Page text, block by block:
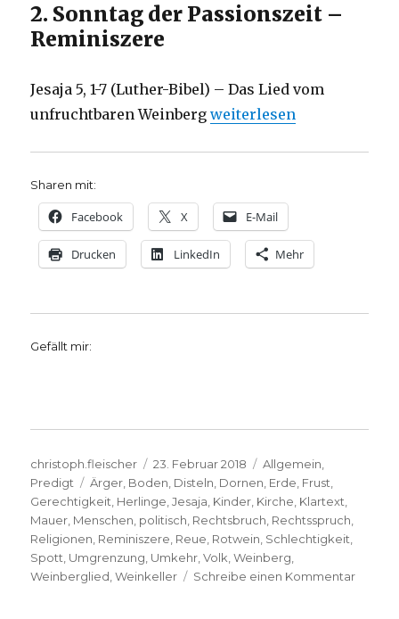
2. Sonntag der Passionszeit –
Reminiszere
Jesaja 5, 1-7 (Luther-Bibel) – Das Lied vom
unfruchtbaren Weinberg„Predigt über Jesaja 5, 1-
weiterlesen
Sharen mit:
Facebook X E-Mail
Drucken LinkedIn Mehr
Gefällt mir:
Autor
christoph.fleischer
Veröffentlicht
am
23. Februar 2018 Kategorien
Allgemein
Predigt
Schlagwörter
Ärger Boden Disteln Dornen Erde Frust
Gerechtigkeit Herlinge ,Jesaja Kinder Kirche Klartext
Mauer Menschen politisch Rechtsbruch Rechtsspruch
Religionen Reminiszere Reue Rotwein Schlechtigkeit
Spott Umgrenzung Umkehr ,Volk ,Weinberg
Weinberglied ,Weinkeller Schreibe einen Kommentarzu